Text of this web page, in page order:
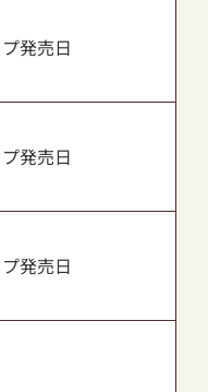
発売日
発売日
発売日